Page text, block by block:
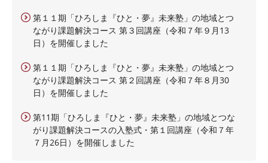
第１１期「ひろしま『ひと・夢』未来塾」の地域とつ
ながり課題解決コース 第３回講座（令和７年９月13
日）を開催しました
第１１期「ひろしま『ひと・夢』未来塾」の地域とつ
ながり課題解決コース 第２回講座（令和７年８月30
日）を開催しました
第11期「ひろしま『ひと・夢』未来塾」の地域とつな
がり課題解決コースの入塾式・第１回講座（令和７年
７月26日）を開催しました